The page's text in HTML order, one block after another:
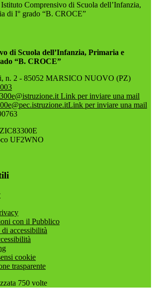
Istituto Comprensivo di Scuola dell’Infanzia,
di I° grado “B. CROCE”
di Scuola dell’Infanzia, Primaria e
“B. CROCE”
n. 2 - 85052 MARSICO NUOVO (PZ)
Link per inviare una mail
Link per inviare una mail
UF2WNO
con il Pubblico
accessibilità
cookie
trasparente
750 volte